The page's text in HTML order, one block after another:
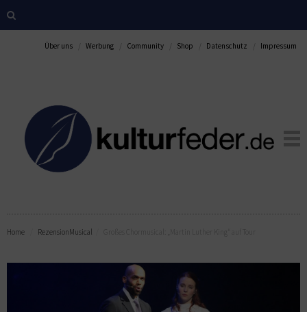
Über uns Werbung Community Shop Datenschutz Impressum
Home RezensionMusical